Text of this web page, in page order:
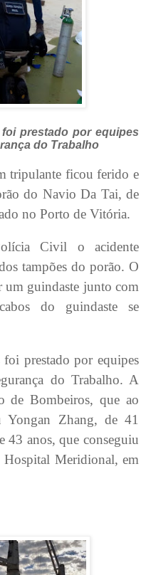
prestado por equipes
do Trabalho
tripulante ficou ferido e
do Navio Da Tai, de
no Porto de Vitória.
Civil o acidente
tampões do porão. O
um guindaste junto com
do guindaste se
prestado por equipes
do Trabalho. A
de Bombeiros, que ao
Yongan Zhang, de 41
43 anos, que conseguiu
Meridional, em